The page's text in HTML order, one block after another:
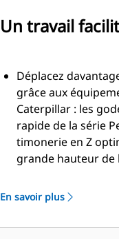
Un travail
Déplacez
grâce aux
Caterpillar : les
rapide de la série
timonerie en Z
grande hauteur de
timonerie en Z
fonctionnalités des
forces de levage
En savoir plus